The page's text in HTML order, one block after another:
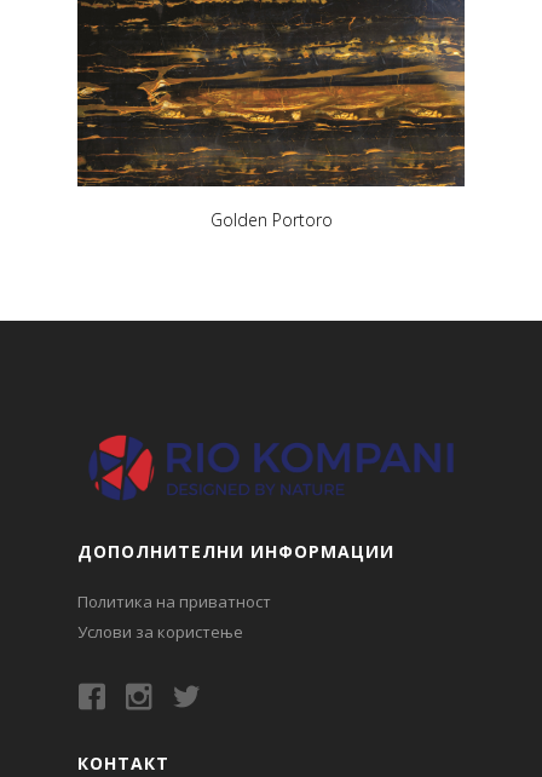
Golden Portoro
ДОПОЛНИТЕЛНИ ИНФОРМАЦИИ
Политика на приватност
Услови за користење
КОНТАКТ